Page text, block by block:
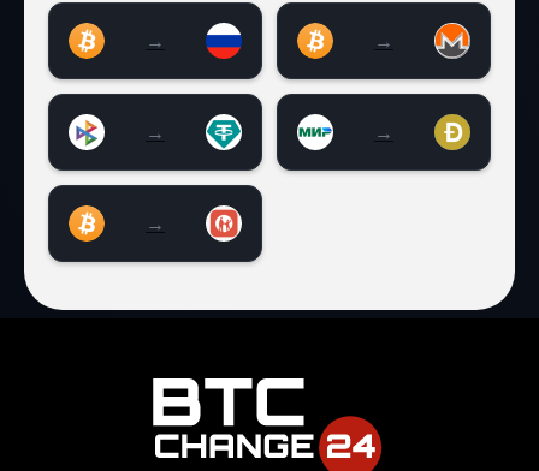
→
Биткоин (BTC) на Visa | MasterCard
→
Bitcoin (BTC) на
→
СБП RUB на Tether TRC20 USDT
→
МИР RUB на
→
Bitcoin (BTC) на Kaspi (KZT)
Часто задаваемые вопросы
Обычно процесс обмена Bitcoin на
Нужна ли верификация (KYC) чтобы